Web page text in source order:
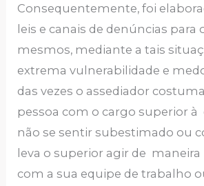
Consequentemente, foi
leis e canais de denúncias
mesmos, mediante a tais
extrema vulnerabilidade e
das vezes o assediador
pessoa com o cargo superior
não se sentir subestimado ou
leva o superior agir de
com a sua equipe de trabalho